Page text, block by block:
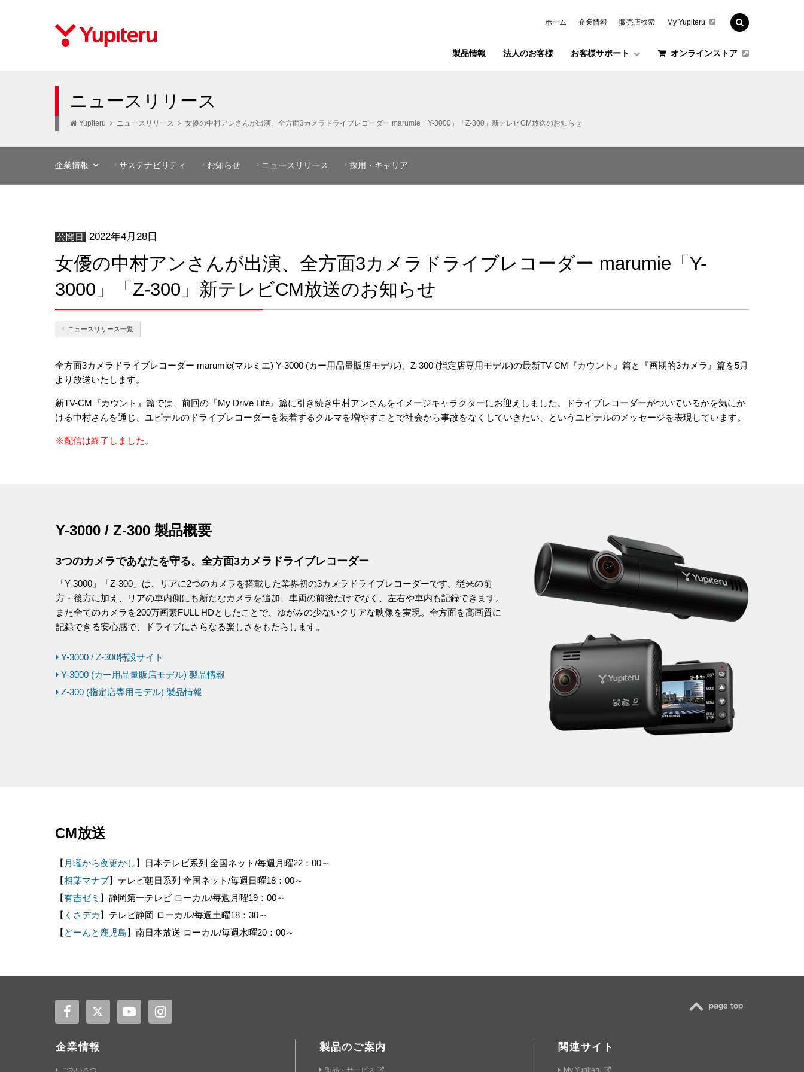
製品情報 法人のお客様 お客様サポート オンラインストア
ホーム 企業情報 販売店検索 My Yupiteru
ニュースリリース
Yupiteru ニュースリリース 女優の中村アンさんが出演、全方面3カメラドライブレコーダー marumie「Y-3000」「Z-300」新テレビCM放送のお知らせ
企業情報 サステナビリティ お知らせ ニュースリリース 採用・キャリア
公開日 2022年4月28日
女優の中村アンさんが出演、全方面3カメラドライブレコーダー marumie「Y-
3000」「Z-300」新テレビCM放送のお知らせ
ニュースリリース一覧
全方面3カメラドライブレコーダー marumie(マルミエ) Y-3000 (カー用品量販店モデル)、Z-300 (指定店専用モデル)の最新TV-CM『カウント』篇と『画期的3カメラ』篇を5月
より放送いたします。
新TV-CM『カウント』篇では、前回の『My Drive Life』篇に引き続き中村アンさんをイメージキャラクターにお迎えしました。ドライブレコーダーがついているかを気にか
ける中村さんを通じ、ユピテルのドライブレコーダーを装着するクルマを増やすことで社会から事故をなくしていきたい、というユピテルのメッセージを表現しています。
※配信は終了しました。
Y-3000 / Z-300 製品概要
3つのカメラであなたを守る。全方面3カメラドライブレコーダー
「Y-3000」「Z-300」は、リアに2つのカメラを搭載した業界初の3カメラドライブレコーダーです。従来の前
方・後方に加え、リアの車内側にも新たなカメラを追加、車両の前後だけでなく、左右や車内も記録できます。
また全てのカメラを200万画素FULL HDとしたことで、ゆがみの少ないクリアな映像を実現。全方面を高画質に
記録できる安心感で、ドライブにさらなる楽しさをもたらします。
Y-3000 / Z-300特設サイト
Y-3000 (カー用品量販店モデル) 製品情報
Z-300 (指定店専用モデル) 製品情報
CM放送
【 月曜から夜更かし 】日本テレビ系列 全国ネット/毎週月曜22：00～
【相葉マナブ】テレビ朝日系列 全国ネット/毎週日曜18：00～
【有吉ゼミ 】静岡第一テレビ ローカル/毎週月曜19：00～
【 くさデカ 】テレビ静岡 ローカル/毎週土曜18：30～
【 どーんと鹿児島】南日本放送 ローカル/毎週水曜20：00～
企業情報
ごあいさつ
製品のご案内
製品・サービス
関連サイト
My Yupiteru